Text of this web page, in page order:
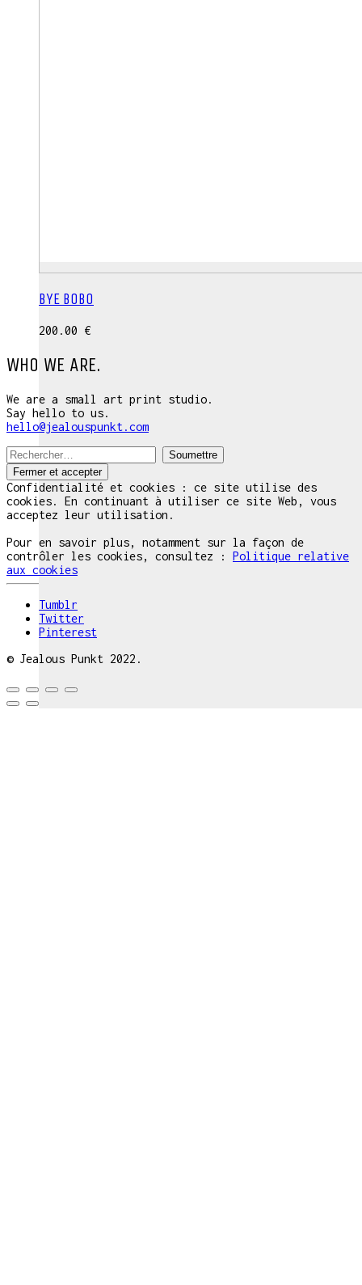
BYE BOBO
200.00 €
WHO WE ARE.
We are a small art print studio.
Say hello to us.
hello@jealouspunkt.com
Recherche:
Confidentialité et cookies : ce site utilise des
cookies. En continuant à utiliser ce site Web, vous
acceptez leur utilisation.
Pour en savoir plus, notamment sur la façon de
contrôler les cookies, consultez : Politique relative
aux cookies
Tumblr
Twitter
Pinterest
© Jealous Punkt 2022.